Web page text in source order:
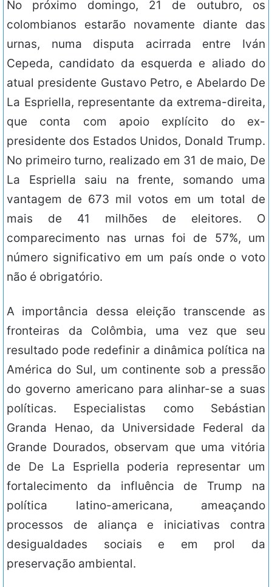
No próximo domingo, 21 de outubro, os
colombianos estarão novamente diante das
urnas, numa disputa acirrada entre Iván
Cepeda, candidato da esquerda e aliado do
atual presidente Gustavo Petro, e Abelardo De
La Espriella, representante da extrema-direita,
que conta com apoio explícito do ex-
presidente dos Estados Unidos, Donald Trump.
No primeiro turno, realizado em 31 de maio, De
La Espriella saiu na frente, somando uma
vantagem de 673 mil votos em um total de
mais de 41 milhões de eleitores. O
comparecimento nas urnas foi de 57%, um
número significativo em um país onde o voto
não é obrigatório.
A importância dessa eleição transcende as
fronteiras da Colômbia, uma vez que seu
resultado pode redefinir a dinâmica política na
América do Sul, um continente sob a pressão
do governo americano para alinhar-se a suas
políticas. Especialistas como Sebástian
Granda Henao, da Universidade Federal da
Grande Dourados, observam que uma vitória
de De La Espriella poderia representar um
fortalecimento da influência de Trump na
política latino-americana, ameaçando
processos de aliança e iniciativas contra
desigualdades sociais e em prol da
preservação ambiental.